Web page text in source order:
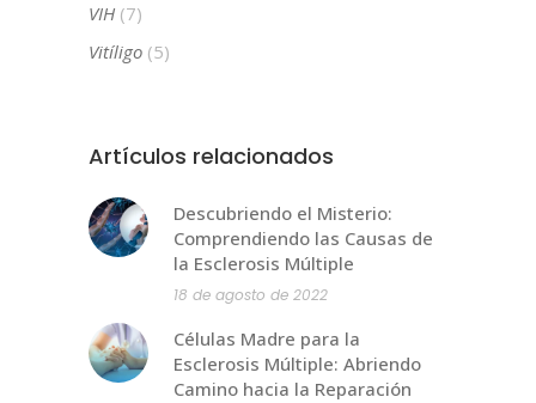
VIH (7)
Vitíligo (5)
Artículos relacionados
Descubriendo el Misterio:
Comprendiendo las Causas de
la Esclerosis Múltiple
18 de agosto de 2022
Células Madre para la
Esclerosis Múltiple: Abriendo
Camino hacia la Reparación